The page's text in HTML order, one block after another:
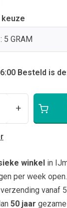
keuze
5 GRAM
Besteld is
+
winkel in
per week open.
verzending vanaf
50 jaar